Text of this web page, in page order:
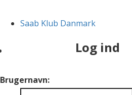
Saab Klub Danmark
Log ind
Brugernavn: